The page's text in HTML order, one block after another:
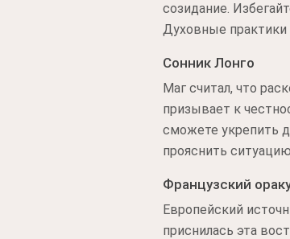
созидание.
Духовные практики
Сонник Лонго
Маг считал, что
призывает к
сможете укрепить
прояснить
Французский
Европейский
приснилась эта